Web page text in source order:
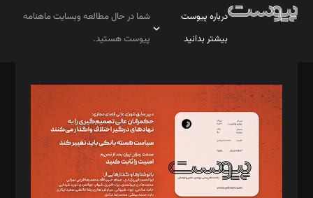
درباره پیوست
بیشتر بدانید
شما در حال مطالعه وبسایت ماهنامه
پیوست هستید.
مدیر مسئول: محمدباقر اثنی‌عشری
سردبیر: مهرک محمودی
دبیر تحریریه: میثم قاسمی
د‌بیر ناداستان: سمانه سمیع
د‌بیر خدمت و تجارت: ابوالفضل رجبی
د‌بیر حقوق فناوری: حسام‌الدین ایپکچی